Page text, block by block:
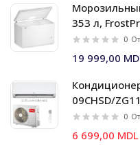
353 л,
0
19 999,00
09CHSD/
0
6 699,00 MDL